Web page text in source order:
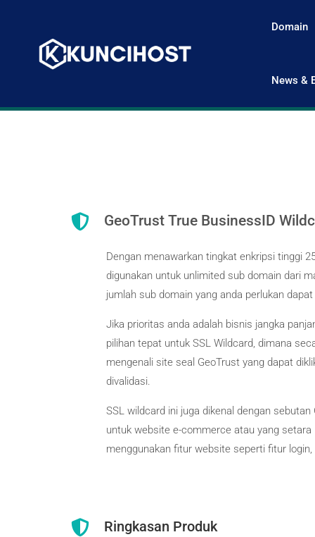
Domain
News &
 GeoTrust True BusinessID
Dengan menawarkan tingkat enkripsi tinggi
digunakan untuk unlimited sub domain dari
jumlah sub domain yang anda perlukan
Jika prioritas anda adalah bisnis jangka
pilihan tepat untuk SSL Wildcard, dimana
mengenali site seal GeoTrust yang dapat
divalidasi.
SSL wildcard ini juga dikenal dengan
untuk website e-commerce atau yang
menggunakan fitur website seperti fitur
 Ringkasan Produk